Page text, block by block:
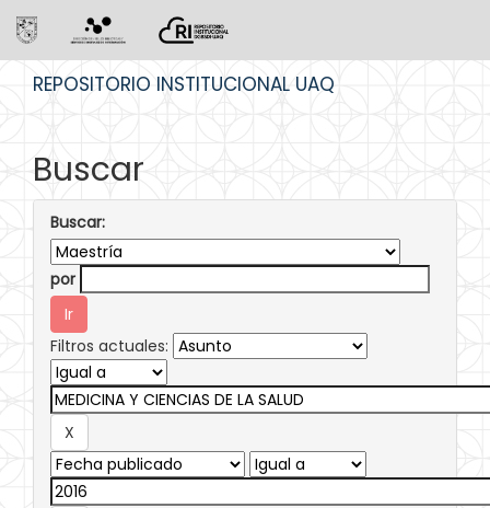
REPOSITORIO INSTITUCIONAL UAQ
Buscar
Buscar:
por
Filtros actuales: